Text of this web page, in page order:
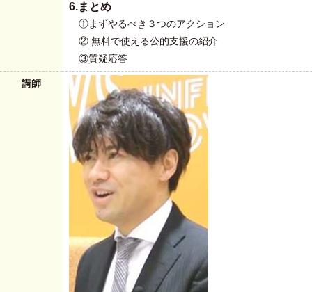
6.まとめ
①まずやるべき３つのアクション
② 無料で使える公的支援の紹介
③質疑応答
講師